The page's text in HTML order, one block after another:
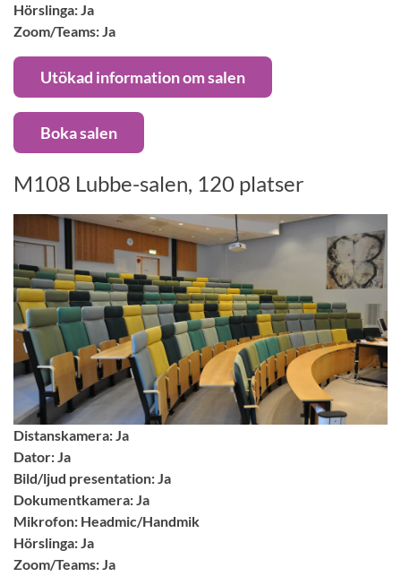
Hörslinga: Ja
Zoom/Teams: Ja
Utökad information om salen
Boka salen
M108 Lubbe-salen, 120 platser
Distanskamera: Ja
Dator: Ja
Bild/ljud presentation: Ja
Dokumentkamera: Ja
Mikrofon: Headmic/Handmik
Hörslinga: Ja
Zoom/Teams: Ja